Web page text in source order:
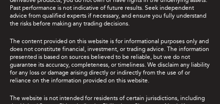
Past performance is not indicative of future results. Seek independent
advice from qualified experts if necessary, and ensure you fully understand
the risks before making any trading decisions.
The content provided on this website is for informational purposes only and
does not constitute financial, investment, or trading advice. The information
presented is based on sources believed to be reliable, but we do not
guarantee its accuracy, completeness, or timeliness. We disclaim any liability
for any loss or damage arising directly or indirectly from the use of or
reliance on the information provided on this website.
The website is not intended for residents of certain jurisdictions, including